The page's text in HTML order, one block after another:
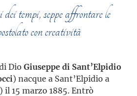
tempi, seppe affrontare le
con creatività
Dio Giuseppe di Sant’Elpidio
) nacque a Sant’Elpidio a
15 marzo 1885. Entrò